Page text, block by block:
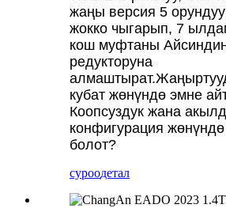
жаңы версия 5
жокко чыгарып, 7
кош муфтаны
редукторуна
кубат жөнүндө эмне
Коопсуздук жана
конфигурация
болот?
суроодетал